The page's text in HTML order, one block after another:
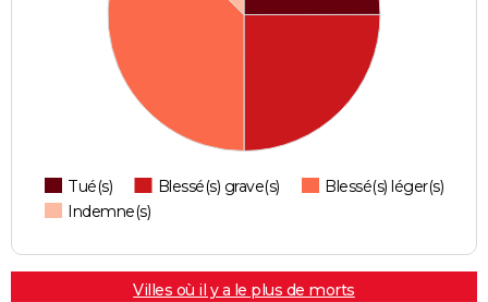
Tué(s) Blessé(s) grave(s)
Blessé(s) léger(s)
Indemne(s)
Villes où il y a le plus de morts